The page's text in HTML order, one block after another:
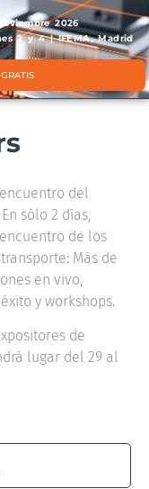
noviembre 2026
2 y 4 | IFEMA, Madrid
del
sólo 2 días,
de los
Más de
en vivo,
y workshops.
de
lugar del 29 al